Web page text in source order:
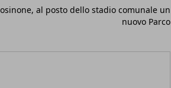
al posto dello stadio comunale un
nuovo Parco